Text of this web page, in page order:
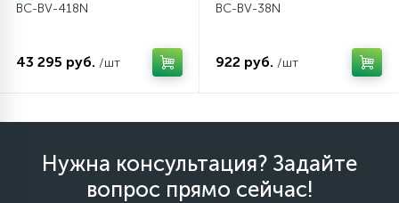
BC-BV-418N
43 295 руб. /шт
BC-BV-38N
922 руб. /шт
Нужна консультация? Задайте
вопрос прямо сейчас!